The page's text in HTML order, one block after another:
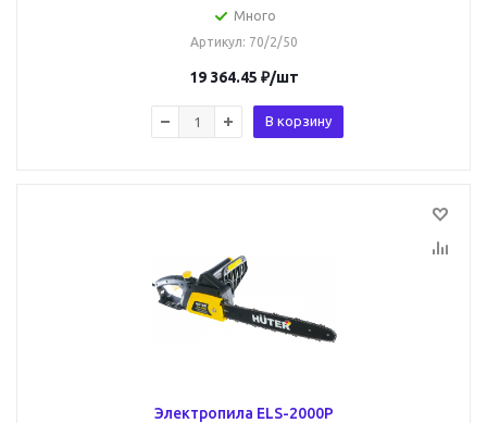
Много
Артикул: 70/2/50
19 364.45 ₽/шт
В корзину
Электропила ELS-2000P